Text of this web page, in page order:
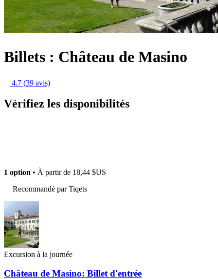
Billets : Château de Masino
4.7 (39 avis)
Vérifiez les disponibilités
1 option • À partir de 18,44 $US
Recommandé par Tiqets
Excursion à la journée
Château de Masino: Billet d'entrée